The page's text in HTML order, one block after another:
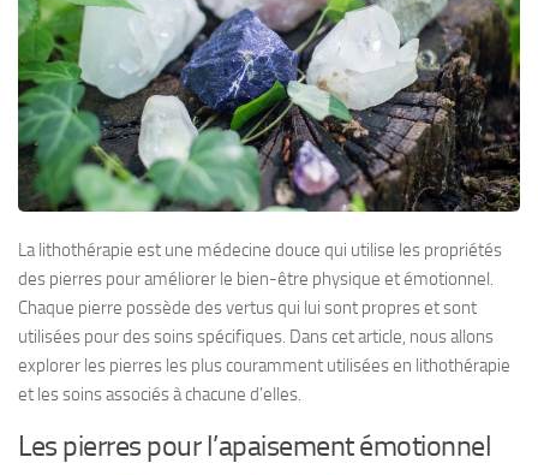
La lithothérapie est une médecine douce qui utilise les propriétés
des pierres pour améliorer le bien-être physique et émotionnel.
Chaque pierre possède des vertus qui lui sont propres et sont
utilisées pour des soins spécifiques. Dans cet article, nous allons
explorer les pierres les plus couramment utilisées en lithothérapie
et les soins associés à chacune d’elles.
Les pierres pour l’apaisement émotionnel